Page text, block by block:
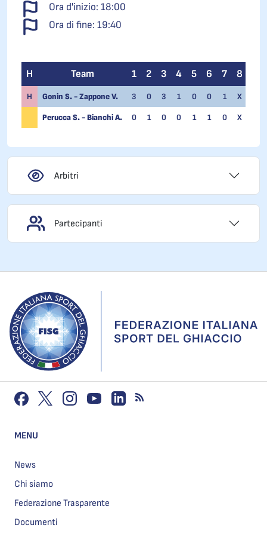
Ora d'inizio: 18:00
Ora di fine: 19:40
H Team 1 2 3 4 5 6 7 8
H Gonin S. - Zappone V. 3 0 3 1 0 0 1 X
Perucca S. - Bianchi A. 0 1 0 0 1 1 0 X
Arbitri
Partecipanti
MENU
News
Chi siamo
Federazione Trasparente
Documenti